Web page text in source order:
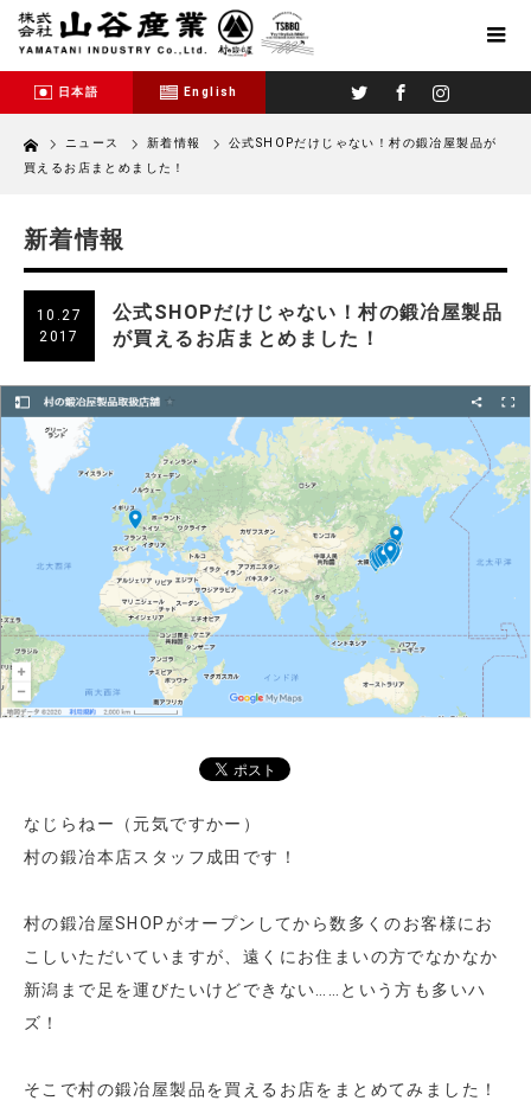
日本語 English
Home ニュース 新着情報
公式SHOPだけじゃない！村の鍛冶屋製品が
買えるお店まとめました！
新着情報
10.27
2017
公式SHOPだけじゃない！村の鍛冶屋製品
が買えるお店まとめました！
なじらねー（元気ですかー）
村の鍛冶本店スタッフ成田です！
村の鍛冶屋SHOPがオープンしてから数多くのお客様にお
こしいただいていますが、遠くにお住まいの方でなかなか
新潟まで足を運びたいけどできない……という方も多いハ
ズ！
そこで村の鍛冶屋製品を買えるお店をまとめてみました！